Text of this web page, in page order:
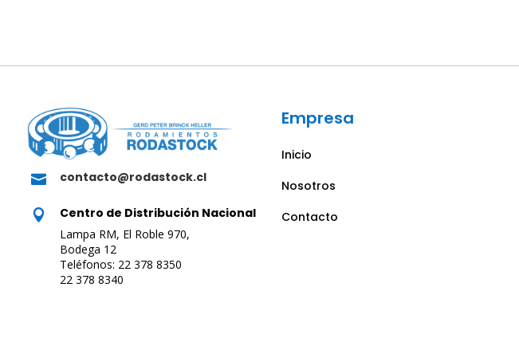
 contacto@rodastock.cl
 Centro de Distribución Nacional
Lampa RM, El Roble 970,
Bodega 12
Teléfonos: 22 378 8350
22 378 8340
Empresa
Inicio
Nosotros
Contacto